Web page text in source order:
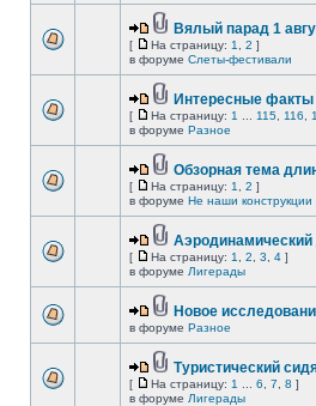
Вялый парад 1
[ На страницу: 1 2 ]
в форуме Слеты-фестивали
Интересные факты
[ На страницу: 1 115 116
в форуме Разное
Обзорная тема
[ На страницу: 1 2 ]
в форуме Не наши
Аэродинамический
[ На страницу: 1 2 3 4 ]
в форуме Лигерады
Новое
в форуме Разное
Туристический
[ На страницу: 1 6 7 8 ]
в форуме Лигерады